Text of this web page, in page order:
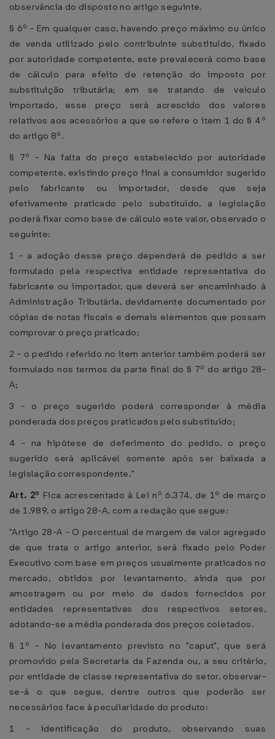
observância do disposto no artigo seguinte.
§ 6º - Em qualquer caso, havendo preço máximo ou único
de venda utilizado pelo contribuinte substituído, fixado
por autoridade competente, este prevalecerá como base
de cálculo para efeito de retenção do imposto por
substituição tributária; em se tratando de veículo
importado, esse preço será acrescido dos valores
relativos aos acessórios a que se refere o item 1 do § 4º
do artigo 8º.
§ 7º - Na falta do preço estabelecido por autoridade
competente, existindo preço final a consumidor sugerido
pelo fabricante ou importador, desde que seja
efetivamente praticado pelo substituído, a legislação
poderá fixar como base de cálculo este valor, observado o
seguinte:
1 - a adoção desse preço dependerá de pedido a ser
formulado pela respectiva entidade representativa do
fabricante ou importador, que deverá ser encaminhado à
Administração Tributária, devidamente documentado por
cópias de notas fiscais e demais elementos que possam
comprovar o preço praticado;
2 - o pedido referido no item anterior também poderá ser
formulado nos termos da parte final do § 7º do artigo 28-
A;
3 - o preço sugerido poderá corresponder à média
ponderada dos preços praticados pelo substituído;
4 - na hipótese de deferimento do pedido, o preço
sugerido será aplicável somente após ser baixada a
legislação correspondente."
Art. 2º Fica acrescentado à Lei nº 6.374, de 1º de março
de 1.989, o artigo 28-A, com a redação que segue:
"Artigo 28-A - O percentual de margem de valor agregado
de que trata o artigo anterior, será fixado pelo Poder
Executivo com base em preços usualmente praticados no
mercado, obtidos por levantamento, ainda que por
amostragem ou por meio de dados fornecidos por
entidades representativas dos respectivos setores,
adotando-se a média ponderada dos preços coletados.
§ 1º - No levantamento previsto no "caput", que será
promovido pela Secretaria da Fazenda ou, a seu critério,
por entidade de classe representativa do setor, observar-
se-á o que segue, dentre outros que poderão ser
necessários face à peculiaridade do produto:
1 - identificação do produto, observando suas